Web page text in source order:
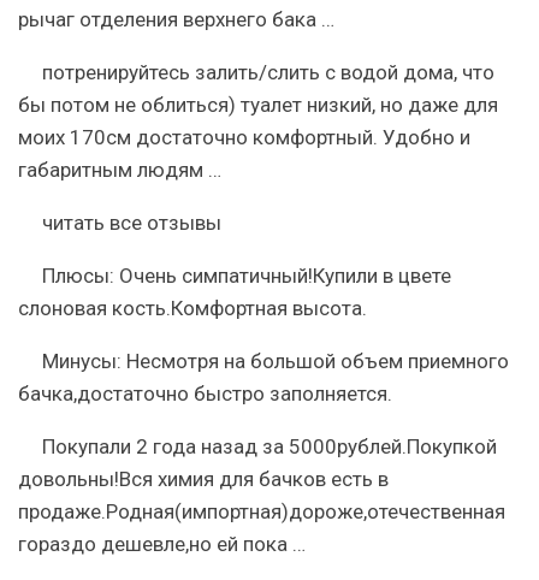
рычаг отделения верхнего бака …
потренируйтесь залить/слить с водой дома, что
бы потом не облиться) туалет низкий, но даже для
моих 170см достаточно комфортный. Удобно и
габаритным людям …
читать все отзывы
Плюсы: Очень симпатичный!Купили в цвете
слоновая кость.Комфортная высота.
Минусы: Несмотря на большой объем приемного
бачка,достаточно быстро заполняется.
Покупали 2 года назад за 5000рублей.Покупкой
довольны!Вся химия для бачков есть в
продаже.Родная(импортная)дороже,отечественная
гораздо дешевле,но ей пока …